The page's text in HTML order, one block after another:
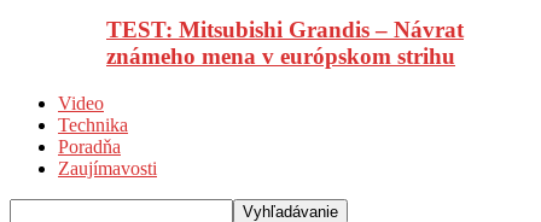
TEST: Mitsubishi Grandis – Návrat
známeho mena v európskom strihu
Video
Technika
Poradňa
Zaujímavosti